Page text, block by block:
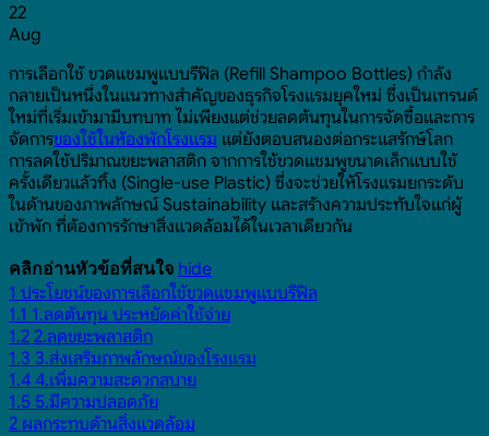
22
Aug
การเลือกใช้ ขวดแชมพูแบบรีฟิล (Refill Shampoo Bottles) กำลัง
กลายเป็นหนึ่งในแนวทางสำคัญของธุรกิจโรงแรมยุคใหม่ ซึ่งเป็นเทรนด์
ใหม่ที่เริ่มเข้ามามีบทบาท ไม่เพียงแต่ช่วยลดต้นทุนในการจัดซื้อและการ
จัดการของใช้ในห้องพักโรงแรม แต่ยังตอบสนองต่อกระแสรักษ์โลก
การลดใช้ปริมาณขยะพลาสติก จากการใช้ขวดแชมพูขนาดเล็กแบบใช้
ครั้งเดียวแล้วทิ้ง (Single-use Plastic) ซึ่งจะช่วยให้โรงแรมยกระดับ
ในด้านของภาพลักษณ์ Sustainability และสร้างความประทับใจแก่ผู้
เข้าพัก ที่ต้องการรักษาสิ่งแวดล้อมได้ในเวลาเดียวกัน
คลิกอ่านหัวข้อที่สนใจ hide
1 ประโยชน์ของการเลือกใช้ขวดแชมพูแบบรีฟิล
1.1 1.ลดต้นทุน ประหยัดค่าใช้จ่าย
1.2 2.ลดขยะพลาสติก
1.3 3.ส่งเสริมภาพลักษณ์ของโรงแรม
1.4 4.เพิ่มความสะดวกสบาย
1.5 5.มีความปลอดภัย
2 ผลกระทบด้านสิ่งแวดล้อม